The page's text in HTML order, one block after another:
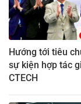
Hướng tới tiêu
sự kiện hợp tác
CTECH